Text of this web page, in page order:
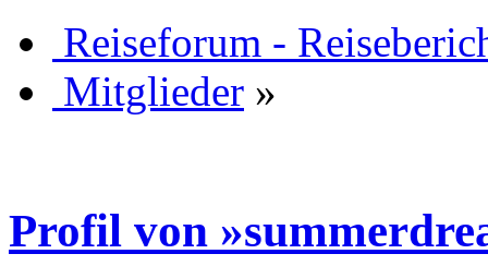
Reiseforum -
Mitglieder »
Profil von